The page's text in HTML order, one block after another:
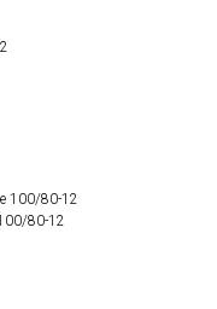
100/80-12
80-12